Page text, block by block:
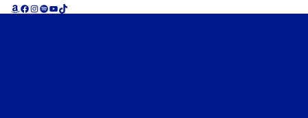
Amazon
Facebook
Instagram
Spotify
YouTube
TikTok